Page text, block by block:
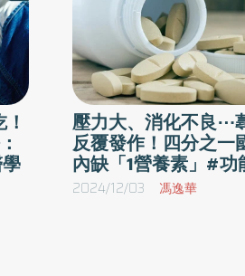
壓力大、消化不良⋯
反覆發作！四分之一
內缺「1營養素」#功
2024/12/03 馮逸華